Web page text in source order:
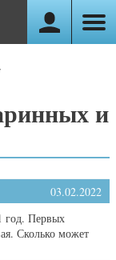
и
03.02.2022
год. Первых
Сколько может